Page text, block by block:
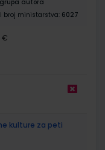
grupa autora
broj ministarstva: 6027
€
kulture za peti